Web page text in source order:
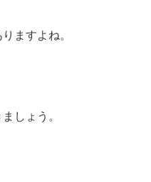
ますよね。
しょう。